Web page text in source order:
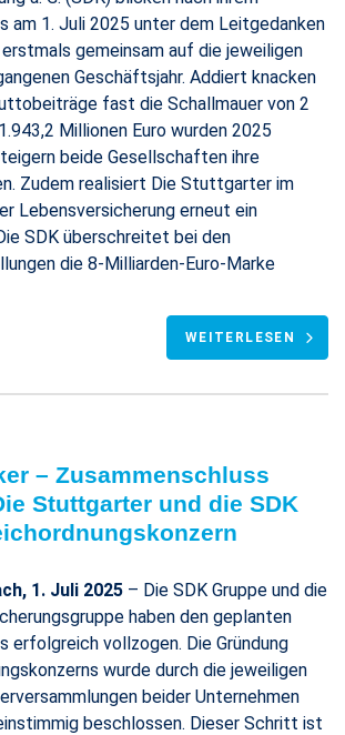
am 1. Juli 2025 unter dem Leitgedanken
gemeinsam auf die jeweiligen
Geschäftsjahr. Addiert knacken
fast die Schallmauer von 2
Millionen Euro wurden 2025
beide Gesellschaften ihre
Zudem realisiert Die Stuttgarter im
Lebensversicherung erneut ein
SDK überschreitet bei den
die 8-Milliarden-Euro-Marke
WEITERLESEN
– Zusammenschluss
Stuttgarter und die SDK
1. Juli 2025 – Die SDK Gruppe und die
haben den geplanten
erfolgreich vollzogen. Die Gründung
wurde durch die jeweiligen
beider Unternehmen
beschlossen. Dieser Schritt ist